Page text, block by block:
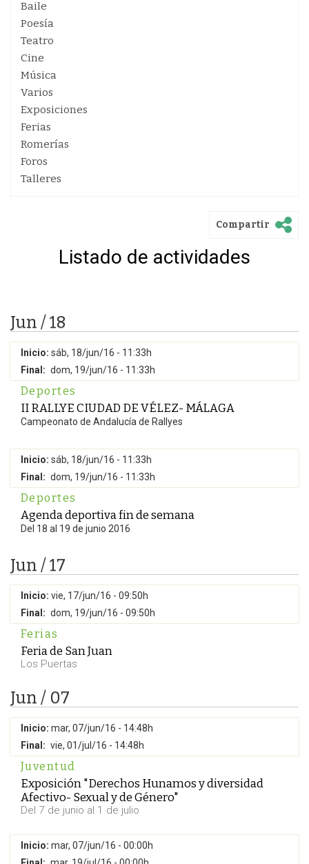
Baile
Poesía
Teatro
Cine
Música
Varios
Exposiciones
Ferias
Romerías
Foros
Talleres
Compartir
Listado de actividades
Jun / 18
Inicio: sáb, 18/jun/16 - 11:33h
Final: dom, 19/jun/16 - 11:33h
Deportes
II RALLYE CIUDAD DE VÉLEZ- MÁLAGA
Campeonato de Andalucía de Rallyes
Inicio: sáb, 18/jun/16 - 11:33h
Final: dom, 19/jun/16 - 11:33h
Deportes
Agenda deportiva fin de semana
Del 18 al 19 de junio 2016
Jun / 17
Inicio: vie, 17/jun/16 - 09:50h
Final: dom, 19/jun/16 - 09:50h
Ferias
Feria de San Juan
Los Puertas
Jun / 07
Inicio: mar, 07/jun/16 - 14:48h
Final: vie, 01/jul/16 - 14:48h
Juventud
Exposición "Derechos Hunamos y diversidad
Afectivo- Sexual y de Género"
Del 7 de junio al 1 de julio
Inicio: mar, 07/jun/16 - 00:00h